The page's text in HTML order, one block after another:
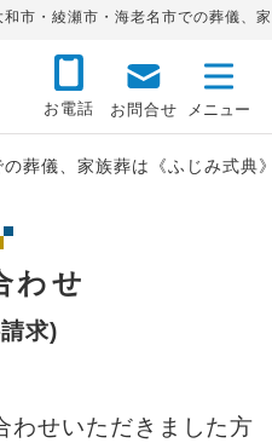
市・綾瀬市・海老名市での葬儀、
お電話 お問合せ
葬儀、家族葬は《ふじみ式典
わせ
求)
わせいただきました方